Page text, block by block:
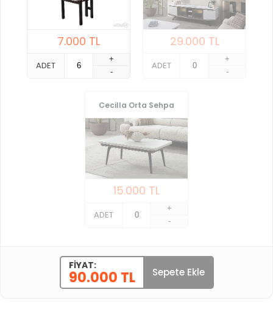
7.000 TL
ADET
+
-
29.000 TL
ADET
+
-
Cecilla Orta Sehpa
15.000 TL
ADET
+
-
FIYAT:
90.000 TL Sepete Ekle